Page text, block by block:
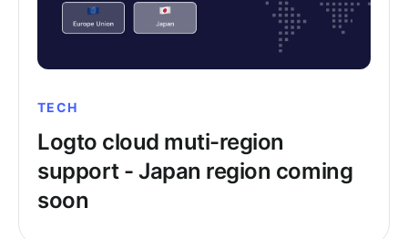
TECH
Logto cloud muti-region
support - Japan region coming
soon